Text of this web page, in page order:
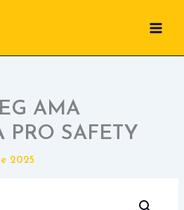
AMA
PRO SAFETY
2025